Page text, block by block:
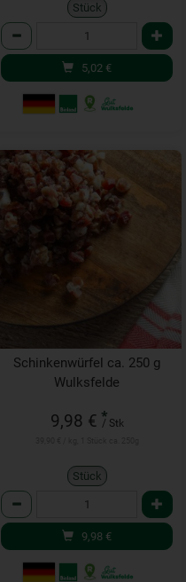
Stück
Anzahl
5,02 €
Schinkenwürfel ca. 250 g
Wulksfelde
9,98 € *
/ Stk
Stück
Anzahl
9,98 €